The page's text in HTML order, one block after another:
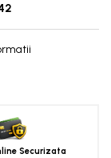
Securizata